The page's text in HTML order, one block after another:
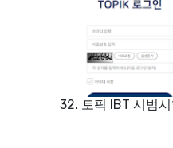
32. 토픽 IBT 시범